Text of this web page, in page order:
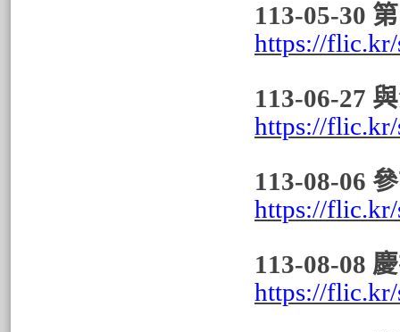
113-05-30
https://
113-06-27
https://
113-08-06
https://
113-08-08
https://